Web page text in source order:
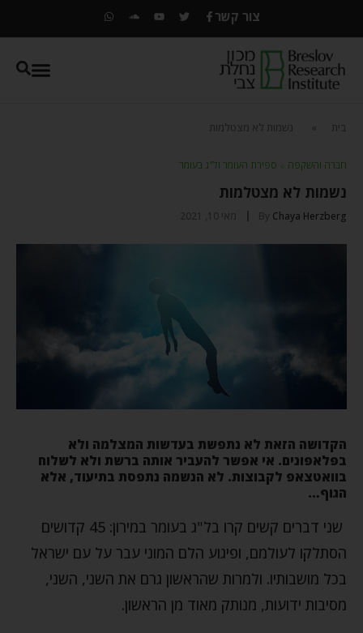
צור קשר
בית נשמות לא מצטלמות
חברה והשקפה ⬦ ספירת העומר ול"ג בעומר
נשמות לא מצטלמות
By Chaya Herzberg מאי 10, 2021
הקדושה הזאת לא נתפשת בעדשות המצלמה ולא
בפלאפונים. אי אפשר להעביר אותה ברשת ולא לשלוח
בוואטצאפ לקבוצות. לא הנשמה נתפסת בתיעוד, אלא
הגוף…
שני דברים קשים קרו בל"ג בעומר במירון: 45 קדושים
הסתלקו לעולמם, ופיגוע הלם המוני עבר על עם ישראל
בכל מושבותיו. ולמרות שהראשון גרם את השני, השני,
מסיבות ידועות, מנותק מאוד מן הראשון.